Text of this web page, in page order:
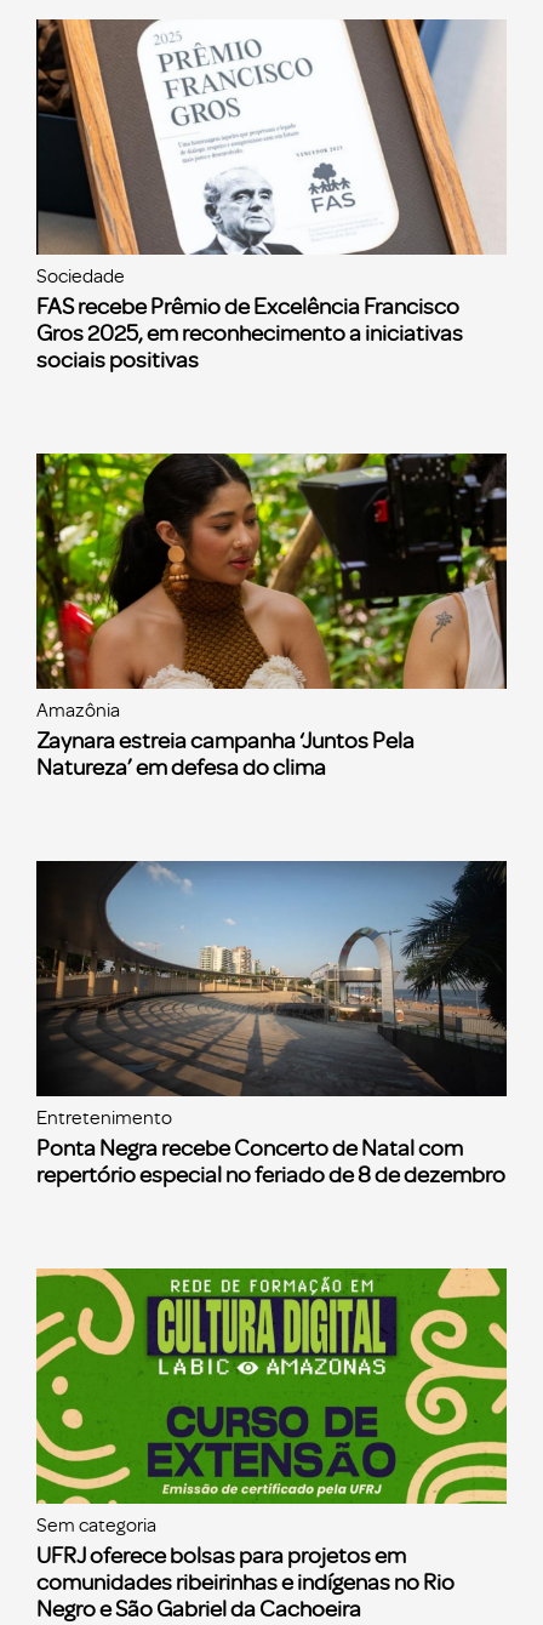
Sociedade
FAS recebe Prêmio de Excelência Francisco
Gros 2025, em reconhecimento a iniciativas
sociais positivas
Amazônia
Zaynara estreia campanha ‘Juntos Pela
Natureza’ em defesa do clima
Entretenimento
Ponta Negra recebe Concerto de Natal com
repertório especial no feriado de 8 de dezembro
Sem categoria
UFRJ oferece bolsas para projetos em
comunidades ribeirinhas e indígenas no Rio
Negro e São Gabriel da Cachoeira